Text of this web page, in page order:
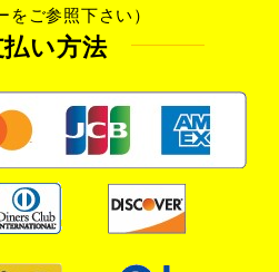
をご参照下さい）
い方法